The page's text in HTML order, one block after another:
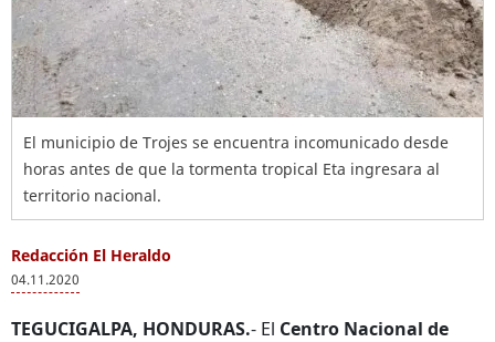
El municipio de Trojes se encuentra incomunicado desde
horas antes de que la tormenta tropical Eta ingresara al
territorio nacional.
Redacción El Heraldo
04.11.2020
TEGUCIGALPA, HONDURAS.- El Centro Nacional de